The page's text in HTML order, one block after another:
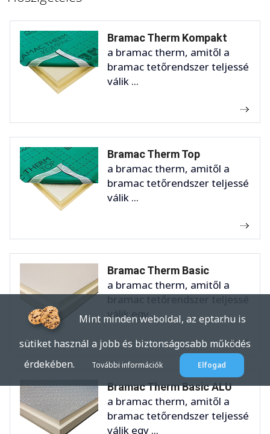
Bramac Therm Kompakt
a bramac therm, amitől a
bramac tetőrendszer teljessé
válik ...
Bramac Therm Top
a bramac therm, amitől a
bramac tetőrendszer teljessé
válik ...
Bramac Therm Basic
a bramac therm, amitől a
bramac tetőrendszer teljessé
válik egy ...
Bramac Therm Basic ALU
a bramac therm, amitől a
bramac tetőrendszer teljessé
válik egy ...
Mint minden weboldal, az eptar.hu is
sütiket használ a jobb és biztonságosabb működés
érdekében.
További információk Elfogad